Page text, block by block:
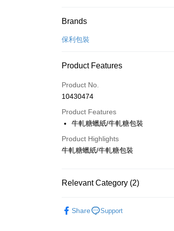
Payment Method
Credit Card (Full Payment)
Easy Wallet
Google Pay
Plus Pay
ATM Transfer
Shipping Method
NT$100/order | Free shipping on
Brands
保利包裝
Product Features
Product No.
10430474
Product Features
牛軋糖蠟紙/牛軋糖包裝
Product Highlights
牛軋糖蠟紙/牛軋糖包裝
Relevant Category (2)
Share Support